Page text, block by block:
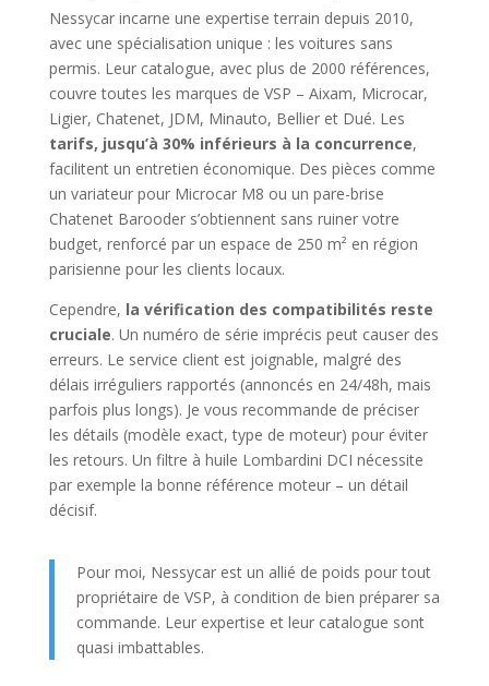
Nessycar incarne une expertise terrain depuis 2010,
avec une spécialisation unique : les voitures sans
permis. Leur catalogue, avec plus de 2000 références,
couvre toutes les marques de VSP – Aixam, Microcar,
Ligier, Chatenet, JDM, Minauto, Bellier et Dué. Les
tarifs, jusqu’à 30% inférieurs à la concurrence,
facilitent un entretien économique. Des pièces comme
un variateur pour Microcar M8 ou un pare-brise
Chatenet Barooder s’obtiennent sans ruiner votre
budget, renforcé par un espace de 250 m² en région
parisienne pour les clients locaux.
Cependre, la vérification des compatibilités reste
cruciale. Un numéro de série imprécis peut causer des
erreurs. Le service client est joignable, malgré des
délais irréguliers rapportés (annoncés en 24/48h, mais
parfois plus longs). Je vous recommande de préciser
les détails (modèle exact, type de moteur) pour éviter
les retours. Un filtre à huile Lombardini DCI nécessite
par exemple la bonne référence moteur – un détail
décisif.
Pour moi, Nessycar est un allié de poids pour tout
propriétaire de VSP, à condition de bien préparer sa
commande. Leur expertise et leur catalogue sont
quasi imbattables.